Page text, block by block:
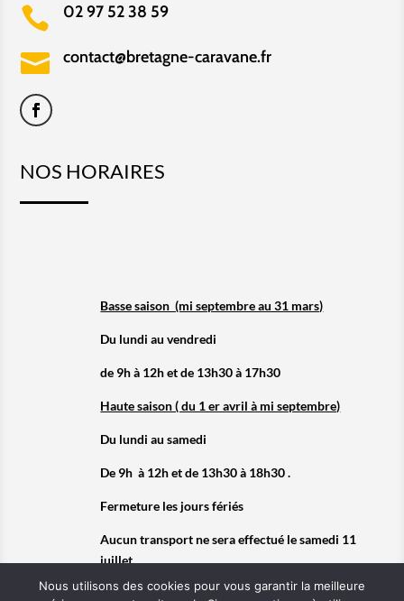
 02 97 52 38 59
 contact@bretagne-caravane.fr
NOS HORAIRES
Basse saison (mi septembre au 31 mars)
Du lundi au vendredi
de 9h à 12h et de 13h30 à 17h30
Haute saison ( du 1 er avril à mi septembre)
Du lundi au samedi
De 9h à 12h et de 13h30 à 18h30 .
Fermeture les jours fériés
Aucun transport ne sera effectué le samedi 11
juillet
Fermeture exceptionnelle le dimanche 12 juillet
Nous utilisons des cookies pour vous garantir la meilleure